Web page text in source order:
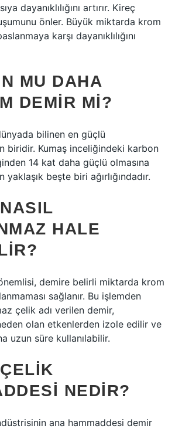
dayanıklılığını artırır. Kireç
önler. Büyük miktarda krom
karşı dayanıklılığını
MU DAHA
DEMIR MI?
bilinen en güçlü
biridir. Kumaş inceliğindeki karbon
14 kat daha güçlü olmasına
yaklaşık beşte biri ağırlığındadır.
HALE
demire belirli miktarda krom
sağlanır. Bu işlemden
çelik adı verilen demir,
olan etkenlerden izole edilir ve
uzun süre kullanılabilir.
NEDIR?
ana hammaddesi demir